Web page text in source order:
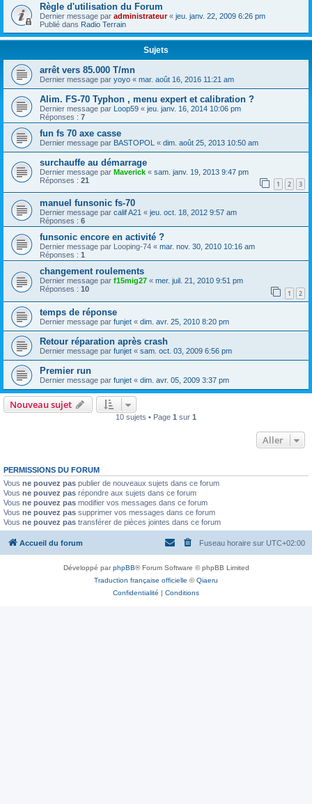
Règle d'utilisation du Forum
Dernier message par administrateur« jeu. janv. 22, 2009 6:26 pm
Publié dans Radio Terrain
Sujets
arrêt vers 85.000 T/mn
Dernier message par yoyo « mar. août 16, 2016 11:21 am
Alim. FS-70 Typhon , menu expert et calibration ?
Dernier message par Loop59 « jeu. janv. 16, 2014 10:06 pm
Réponses : 7
fun fs 70 axe casse
Dernier message par BASTOPOL « dim. août 25, 2013 10:50 am
surchauffe au démarrage
Dernier message par Maverick « sam. janv. 19, 2013 9:47 pm
Réponses : 21 1 2 3
manuel funsonic fs-70
Dernier message par calif A21 « jeu. oct. 18, 2012 9:57 am
Réponses : 6
funsonic encore en activité ?
Dernier message par Looping-74 « mar. nov. 30, 2010 10:16 am
Réponses : 1
changement roulements
Dernier message par f15mig27 « mer. juil. 21, 2010 9:51 pm
Réponses : 10 1 2
temps de réponse
Dernier message par funjet « dim. avr. 25, 2010 8:20 pm
Retour réparation après crash
Dernier message par funjet « sam. oct. 03, 2009 6:56 pm
Premier run
Dernier message par funjet « dim. avr. 05, 2009 3:37 pm
Nouveau sujet
10 sujets • Page 1 sur 1
Aller
PERMISSIONS DU FORUM
Vous ne pouvez pas publier de nouveaux sujets dans ce forum
Vous ne pouvez pas répondre aux sujets dans ce forum
Vous ne pouvez pas modifier vos messages dans ce forum
Vous ne pouvez pas supprimer vos messages dans ce forum
Vous ne pouvez pas transférer de pièces jointes dans ce forum
Accueil du forum Fuseau horaire sur UTC+02:00
Développé parphpBB® Forum Software © phpBB Limited
Traduction française officielle ©Qiaeru
Confidentialité | Conditions